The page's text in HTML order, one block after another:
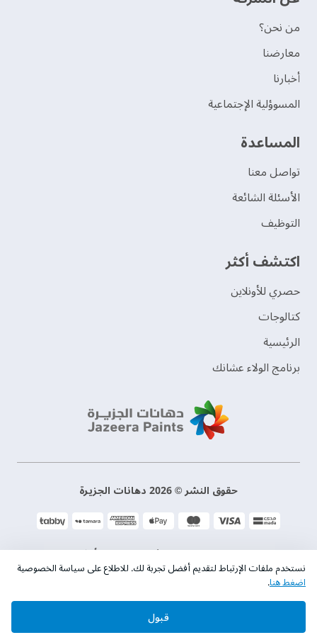
من نحن؟
‫معارضنا‬
‫أخبارنا‬
المسوؤلية الإجتماعية
‫المساعدة‬
تواصل معنا
الأسئلة الشائعة
التوظيف
اكتشف أكثر
حصري للأونلاين
‫كتالوجات‬
الرئيسية
برنامج الولاء عشانك
حقوق النشر © 2026 دهانات الجزيرة
سياسة الخصوصية الشروط و الأحكام
السجل التجاري. 101046780
نستخدم ملفات الإرتباط لتقديم أفضل تجربة لك. للاطلاع على سياسة الخصوصية
اضغط هنا.
قبول